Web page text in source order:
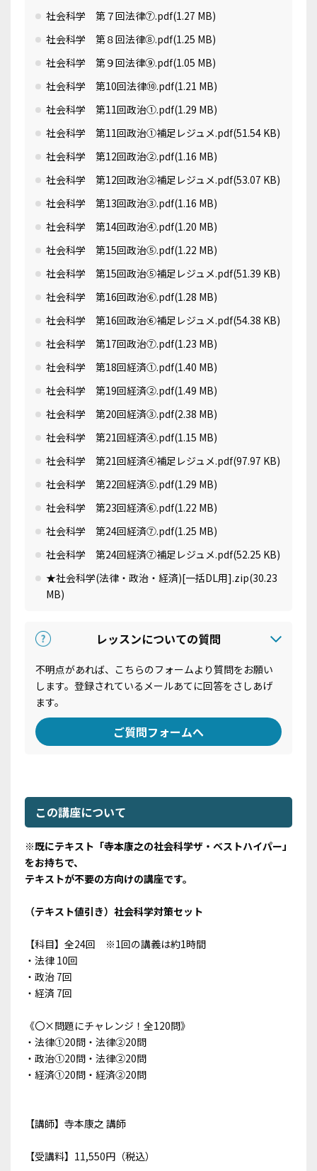
この講座について
※既にテキスト「寺本康之の社会科学ザ・ベストハイパー」
をお持ちで、
テキストが不要の方向けの講座です。
（テキスト値引き）社会科学対策セット
【科目】全24回 ※1回の講義は約1時間
・法律 10回
・政治 7回
・経済 7回
《〇×問題にチャレンジ！全120問》
・法律①20問・法律②20問
・政治①20問・法律②20問
・経済①20問・経済②20問
【講師】寺本康之 講師
【受講料】11,550円（税込）
社会科学 第７回法律⑦.pdf(1.27 MB)
社会科学 第８回法律⑧.pdf(1.25 MB)
社会科学 第９回法律⑨.pdf(1.05 MB)
社会科学 第10回法律⑩.pdf(1.21 MB)
社会科学 第11回政治①.pdf(1.29 MB)
社会科学 第11回政治①補足レジュメ.pdf(51.54 KB)
社会科学 第12回政治②.pdf(1.16 MB)
社会科学 第12回政治②補足レジュメ.pdf(53.07 KB)
社会科学 第13回政治③.pdf(1.16 MB)
社会科学 第14回政治④.pdf(1.20 MB)
社会科学 第15回政治⑤.pdf(1.22 MB)
社会科学 第15回政治⑤補足レジュメ.pdf(51.39 KB)
社会科学 第16回政治⑥.pdf(1.28 MB)
社会科学 第16回政治⑥補足レジュメ.pdf(54.38 KB)
社会科学 第17回政治⑦.pdf(1.23 MB)
社会科学 第18回経済①.pdf(1.40 MB)
社会科学 第19回経済②.pdf(1.49 MB)
社会科学 第20回経済③.pdf(2.38 MB)
社会科学 第21回経済④.pdf(1.15 MB)
社会科学 第21回経済④補足レジュメ.pdf(97.97 KB)
社会科学 第22回経済⑤.pdf(1.29 MB)
社会科学 第23回経済⑥.pdf(1.22 MB)
社会科学 第24回経済⑦.pdf(1.25 MB)
社会科学 第24回経済⑦補足レジュメ.pdf(52.25 KB)
★社会科学(法律・政治・経済)[一括DL用].zip(30.23
MB)
レッスンについての質問
不明点があれば、こちらのフォームより質問をお願い
します。登録されているメールあてに回答をさしあげ
ます。
ご質問フォームへ